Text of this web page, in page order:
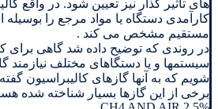
های تاثیر گذار نیز تعیین شود. در واقع
کارآمدی دستگاه یا مواد مرجع را بوسیله
مستقیم مشخص می کند .
در روندی که توضیح داده شد گاهی برای
سیستمها و یا دستگاهای مختلف نیازمند
شویم که به آنها گازهای کالیبراسیون
برخی از این گازها بسیار شناخته شده